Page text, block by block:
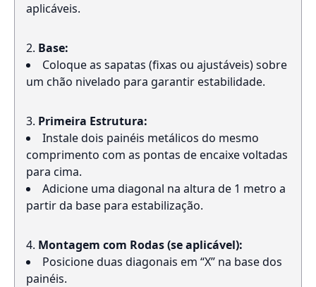
aplicáveis.
Base:
Coloque as sapatas (fixas ou ajustáveis) sobre
um chão nivelado para garantir estabilidade.
Primeira Estrutura:
Instale dois painéis metálicos do mesmo
comprimento com as pontas de encaixe voltadas
para cima.
Adicione uma diagonal na altura de 1 metro a
partir da base para estabilização.
Montagem com Rodas (se aplicável):
Posicione duas diagonais em “X” na base dos
painéis.